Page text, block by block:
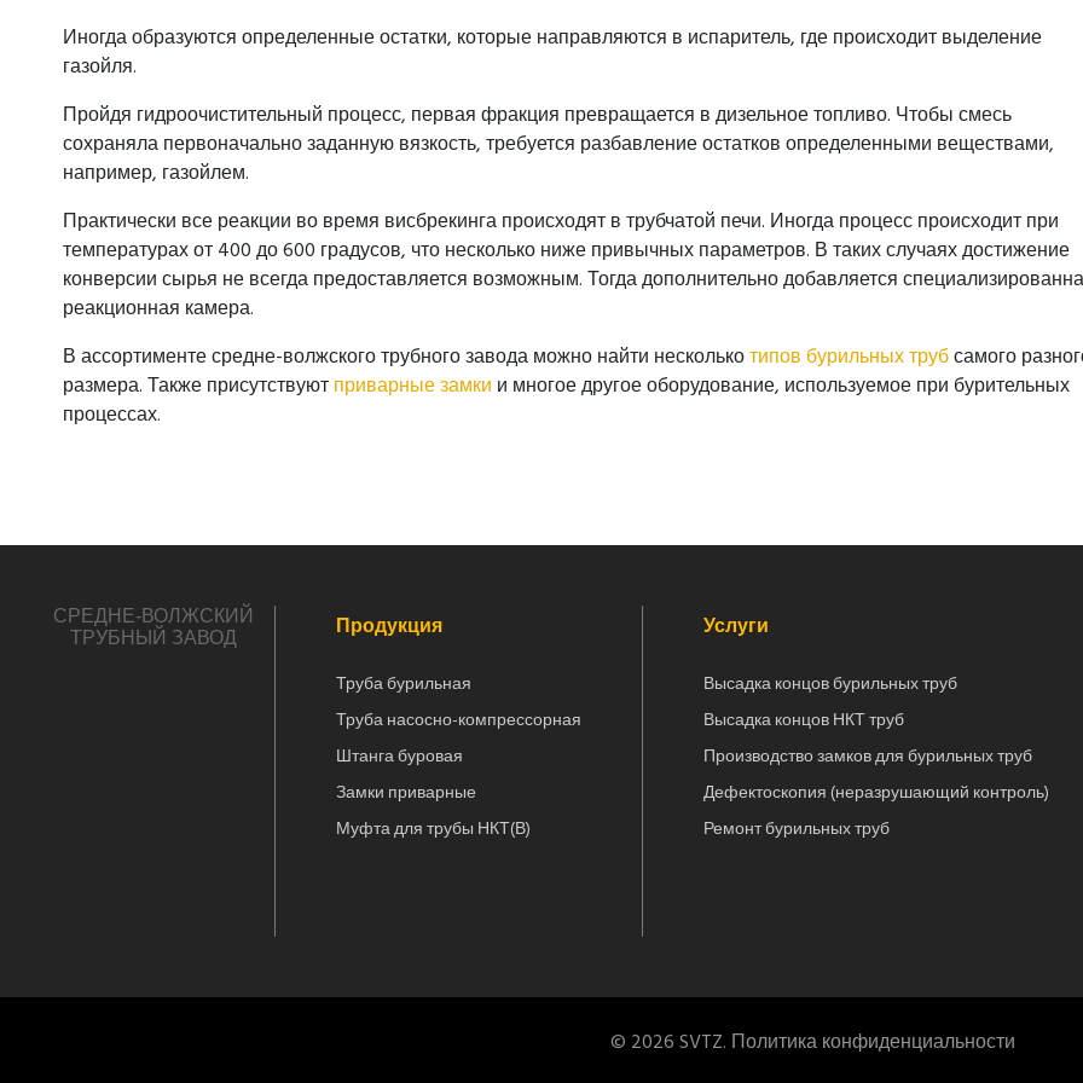
Иногда образуются определенные остатки, которые направляются в испаритель, где происходит выделение
газойля.
Пройдя гидроочистительный процесс, первая фракция превращается в дизельное топливо. Чтобы смесь
сохраняла первоначально заданную вязкость, требуется разбавление остатков определенными веществами,
например, газойлем.
Практически все реакции во время висбрекинга происходят в трубчатой печи. Иногда процесс происходит при
температурах от 400 до 600 градусов, что несколько ниже привычных параметров. В таких случаях достижение
конверсии сырья не всегда предоставляется возможным. Тогда дополнительно добавляется
реакционная камера.
В ассортименте средне-волжского трубного завода можно найти несколькотипов бурильных трубсамого
размера. Также присутствуют приварные замки и многое другое оборудование, используемое при бурительных
процессах.
СРЕДНЕ-ВОЛЖСКИЙ
ТРУБНЫЙ ЗАВОД
Продукция
Труба бурильная
Труба насосно-компрессорная
Штанга буровая
Замки приварные
Муфта для трубы НКТ(В)
Услуги
Высадка концов бурильных труб
Высадка концов НКТ труб
Производство замков для бурильных труб
Дефектоскопия (неразрушающий контроль)
Ремонт бурильных труб
© 2026 SVTZ. Политика конфиденциальности